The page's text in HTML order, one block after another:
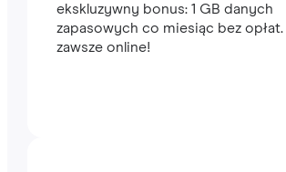
ekskluzywny bonus: 1 GB danych
zapasowych co miesiąc bez opłat.
zawsze online!